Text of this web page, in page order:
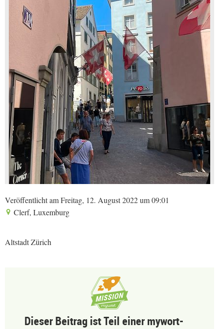
Veröffentlicht am Freitag, 12. August 2022 um 09:01
Clerf, Luxemburg
Altstadt Zürich
Dieser Beitrag ist Teil einer mywort-